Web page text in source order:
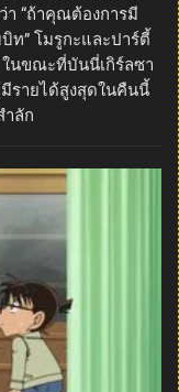
“ถ้าคุณต้องการมี
ท” โมรูกะและปาร์ตี้
ในขณะที่บันนี่เกิร์ลซา
มีรายได้สูงสุดในคืนนี้
ำลัก